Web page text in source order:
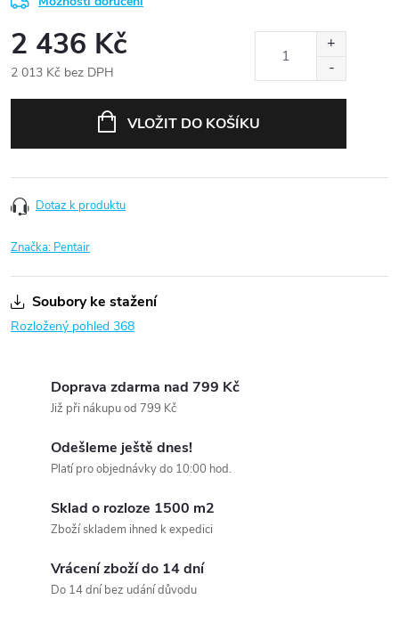
2 436 Kč
2 013 Kč bez DPH
VLOŽIT DO KOŠÍKU
Dotaz k produktu
Značka: Pentair
Soubory ke stažení
Rozložený pohled 368
Doprava zdarma nad 799 Kč
Již při nákupu od 799 Kč
Odešleme ještě dnes!
Platí pro objednávky do 10:00 hod.
Sklad o rozloze 1500 m2
Zboží skladem ihned k expedici
Vrácení zboží do 14 dní
Do 14 dní bez udání důvodu